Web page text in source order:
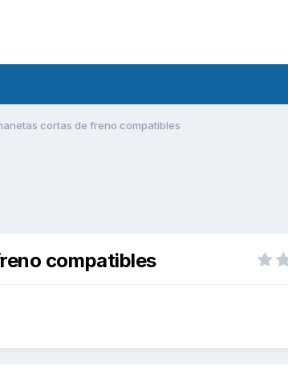
cortas de freno compatibles
compatibles